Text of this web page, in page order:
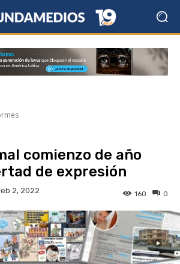
comienzo de año
de expresión
2, 2022 0
160